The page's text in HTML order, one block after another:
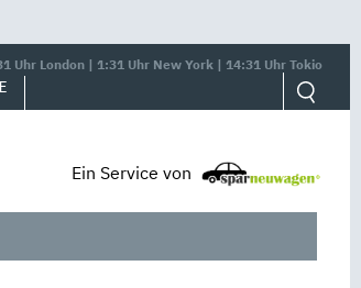
Uhr London | 1:31 Uhr New York | 14:31 Uhr Tokio
Ein Service von